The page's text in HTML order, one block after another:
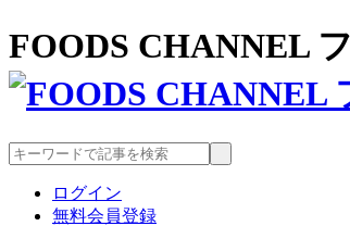
FOODS CHANNEL
ログイン
無料会員登録